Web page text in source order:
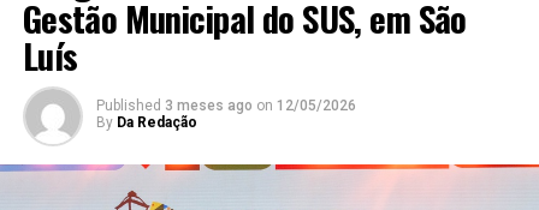
Gestão Municipal do SUS, em São
Luís
Published 3 meses ago on 12/05/2026
By Da Redação